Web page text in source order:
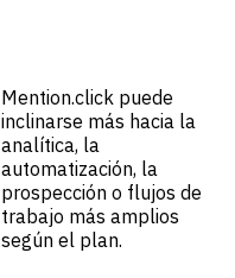
Mention.click puede
inclinarse más hacia la
analítica, la
automatización, la
prospección o flujos de
trabajo más amplios
según el plan.